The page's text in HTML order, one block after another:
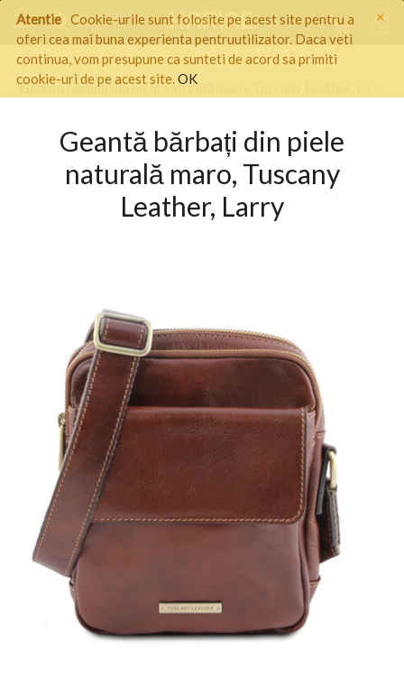
×
Atentie Cookie-urile sunt folosite pe acest site pentru a
oferi cea mai buna experienta pentruutilizator. Daca veti
continua, vom presupune ca sunteti de acord sa primiti
cookie-uri de pe acest site.OK
Pagina start / GENTI BARBATI / Genti de umar /
Geantă bărbați din piele naturală maro, Tuscany Leather, Larry
Geantă bărbați din piele
naturală maro, Tuscany
Leather, Larry